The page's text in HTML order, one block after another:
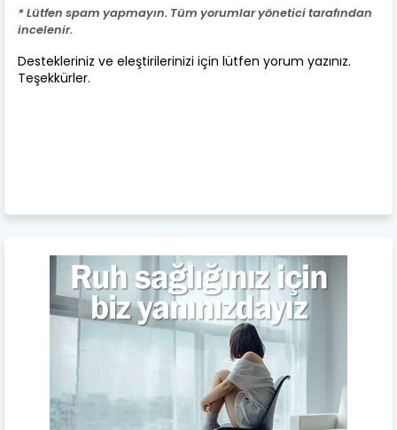
* Lütfen spam yapmayın. Tüm yorumlar yönetici tarafından
incelenir.
Destekleriniz ve eleştirilerinizi için lütfen yorum yazınız.
Teşekkürler.